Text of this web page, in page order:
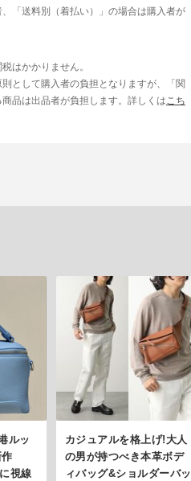
「送料別（着払い）」の場合は購入者が
はかかりません。
として購入者の負担となりますが、「関
品は出品者が負担します。詳しくは こち
ルッ
視線
カジュアルを格上げ!大人
の男が持つべき本革ボデ
ィバッグ&ショルダーバッ